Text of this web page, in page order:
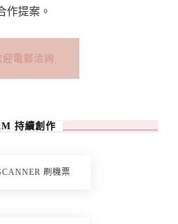
作提案。
迎電郵洽詢
持續創作
刷機票